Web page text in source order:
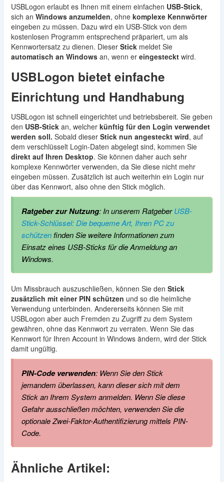
USBLogon erlaubt es Ihnen mit einem einfachen USB-Stick,
sich an Windows anzumelden, ohne komplexe Kennwörter
eingeben zu müssen. Dazu wird ein USB-Stick von dem
kostenlosen Programm entsprechend präpariert, um als
Kennwortersatz zu dienen. Dieser Stickmeldet Sie
automatisch an Windowsan, wenn er eingestecktwird.
USBLogon bietet einfache
Einrichtung und Handhabung
USBLogon ist schnell eingerichtet und betriebsbereit. Sie geben
den USB-Stickan, welcher künftig für den Login verwendet
werden soll. Sobald dieser Stick nun angesteckt wird, auf
dem verschlüsselt Login-Daten abgelegt sind, kommen Sie
direkt auf Ihren Desktop. Sie können daher auch sehr
komplexe Kennwörter verwenden, da Sie diese nicht mehr
eingeben müssen. Zusätzlich ist auch weiterhin ein Login nur
über das Kennwort, also ohne den Stick möglich.
Ratgeber zur Nutzung: In unserem RatgeberUSB-
Stick-Schlüssel: Die bequeme Art, Ihren PC zu
schützenfinden Sie weitere Informationen zum
Einsatz eines USB-Sticks für die Anmeldung an
Windows.
Um Missbrauch auszuschließen, können Sie den Stick
zusätzlich mit einer PIN schützen und so die heimliche
Verwendung unterbinden. Andererseits können Sie mit
USBLogon aber auch Fremden zu Zugriff zu dem System
gewähren, ohne das Kennwort zu verraten. Wenn Sie das
Kennwort für Ihren Account in Windows ändern, wird der Stick
damit ungültig.
PIN-Code verwenden: Wenn Sie den Stick
jemandem überlassen, kann dieser sich mit dem
Stick an Ihrem System anmelden. Wenn Sie diese
Gefahr ausschließen möchten, verwenden Sie die
optionale Zwei-Faktor-Authentifizierung mittels PIN-
Code.
Ähnliche Artikel: